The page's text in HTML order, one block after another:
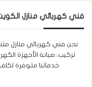
فني كهربائي منازل
نحن فني كهربائي منازل
تركيب، صيانة الأجهزة
خدماتنا متوفرة لكافة